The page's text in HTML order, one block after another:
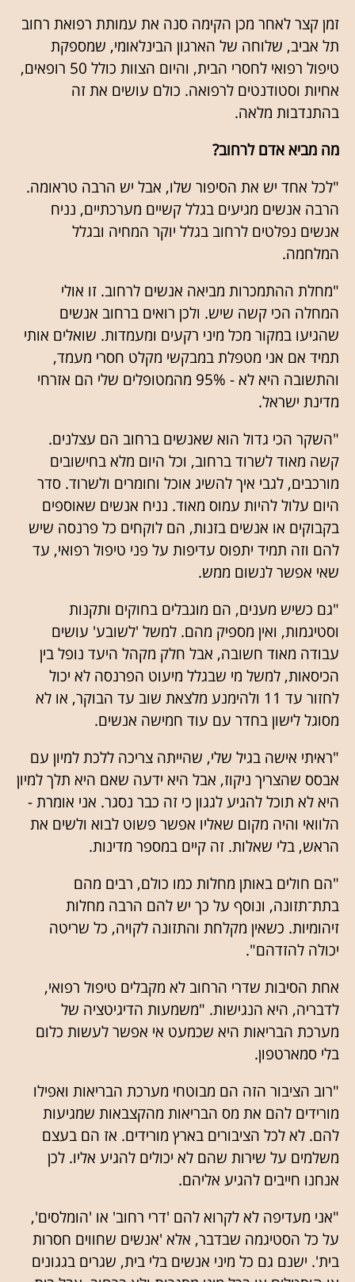
זמן קצר לאחר מכן הקימה סנה את עמותת רפואת רחוב
תל אביב, שלוחה של הארגון הבינלאומי, שמספקת
טיפול רפואי לחסרי הבית, והיום הצוות כולל 50 רופאים,
אחיות וסטודנטים לרפואה. כולם עושים את זה
בהתנדבות מלאה.
מה מביא אדם לרחוב?
"לכל אחד יש את הסיפור שלו, אבל יש הרבה טראומה.
הרבה אנשים מגיעים בגלל קשיים מערכתיים, נניח
אנשים נפלטים לרחוב בגלל יוקר המחיה ובגלל
המלחמה.
"מחלת ההתמכרות מביאה אנשים לרחוב. זו אולי
המחלה הכי קשה שיש. ולכן רואים ברחוב אנשים
שהגיעו במקור מכל מיני רקעים ומעמדות. שואלים אותי
תמיד אם אני מטפלת במבקשי מקלט חסרי מעמד,
והתשובה היא לא - 95% מהמטופלים שלי הם אזרחי
מדינת ישראל.
"השקר הכי גדול הוא שאנשים ברחוב הם עצלנים.
קשה מאוד לשרוד ברחוב, וכל היום מלא בחישובים
מורכבים, לגבי איך להשיג אוכל וחומרים ולשרוד. סדר
היום עלול להיות עמוס מאוד. נניח אנשים שאוספים
בקבוקים או אנשים בזנות, הם לוקחים כל פרנסה שיש
להם וזה תמיד יתפוס עדיפות על פני טיפול רפואי, עד
שאי אפשר לנשום ממש.
"גם כשיש מענים, הם מוגבלים בחוקים ותקנות
וסטיגמות, ואין מספיק מהם. למשל 'לשובע' עושים
עבודה מאוד חשובה, אבל חלק מקהל היעד נופל בין
הכיסאות, למשל מי שבגלל מיעוט הפרנסה לא יכול
לחזור עד 11 ולהימנע מלצאת שוב עד הבוקר, או לא
מסוגל לישון בחדר עם עוד חמישה אנשים.
"ראיתי אישה בגיל שלי, שהייתה צריכה ללכת למיון עם
אבסס שהצריך ניקוז, אבל היא ידעה שאם היא תלך למיון
היא לא תוכל להגיע לגגון כי זה כבר נסגר. אני אומרת -
הלוואי והיה מקום שאליו אפשר פשוט לבוא ולשים את
הראש, בלי שאלות. זה קיים במספר מדינות.
"הם חולים באותן מחלות כמו כולם, רבים מהם
בתת־תזונה, ונוסף על כך יש להם הרבה מחלות
זיהומיות. כשאין מקלחת והתזונה לקויה, כל שריטה
יכולה להזדהם".
אחת הסיבות שדרי הרחוב לא מקבלים טיפול רפואי,
לדבריה, היא הנגישות. "משמעות הדיגיטציה של
מערכת הבריאות היא שכמעט אי אפשר לעשות כלום
בלי סמארטפון.
"רוב הציבור הזה הם מבוטחי מערכת הבריאות ואפילו
מורידים להם את מס הבריאות מהקצבאות שמגיעות
להם. לא לכל הציבורים בארץ מורידים. אז הם בעצם
משלמים על שירות שהם לא יכולים להגיע אליו. לכן
אנחנו חייבים להגיע אליהם.
"אני מעדיפה לא לקרוא להם 'דרי רחוב' או 'הומלסים',
על כל הסטיגמה שבדבר, אלא 'אנשים שחווים חסרות
בית'. ישנם גם כל מיני אנשים בלי בית, שגרים בגגונים